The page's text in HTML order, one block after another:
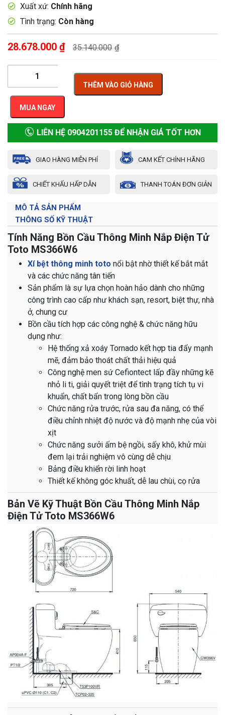
Xuất xứ: Chính hãng
Tình trạng: Còn hàng
28.678.000 ₫ 35.140.000 ₫
THÊM VÀO GIỎ HÀNG
MUA NGAY
LIÊN HỆ 0904201155 ĐỂ NHẬN GIÁ TỐT HƠN
GIAO HÀNG MIỄN PHÍ CAM KẾT CHÍNH HÃNG
CHIẾT KHẤU HẤP DẪN THANH TOÁN ĐƠN GIẢN
MÔ TẢ SẢN PHẨM
THÔNG SỐ KỸ THUẬT
Tính Năng Bồn Cầu Thông Minh Nắp Điện Tử
Toto MS366W6
Xí bệt thông minh toto nổi bật nhờ thiết kế bắt mắt
và các chức năng tân tiến
Sản phẩm là sự lựa chọn hoàn hảo dành cho những
công trình cao cấp như khách sạn, resort, biệt thự, nhà
ở, chung cư
Bồn cầu tích hợp các công nghệ & chức năng hữu
dụng như:
Hệ thống xả xoáy Tornado kết hợp tia đẩy mạnh
mẽ, đảm bảo thoát chất thải hiệu quả
Công nghệ men sứ Cefiontect lấp đầy những kẽ
nhỏ li ti, giải quyết triệt để tình trạng tích tụ vi
khuẩn, chất bẩn trong lòng bồn cầu
Chức năng rửa trước, rửa sau đa năng, có thể
điều chỉnh nhiệt độ nước và độ mạnh nhẹ của vòi
xịt
Chức năng sưởi ấm bệ ngồi, sấy khô, khử mùi
đem lại trải nghiệm vô cùng dễ chịu
Bảng điều khiển rời linh hoạt
Thiết kế không góc khuất, dễ lau chùi, cọ rửa
Bản Vẽ Kỹ Thuật Bồn Cầu Thông Minh Nắp
Điện Tử Toto MS366W6